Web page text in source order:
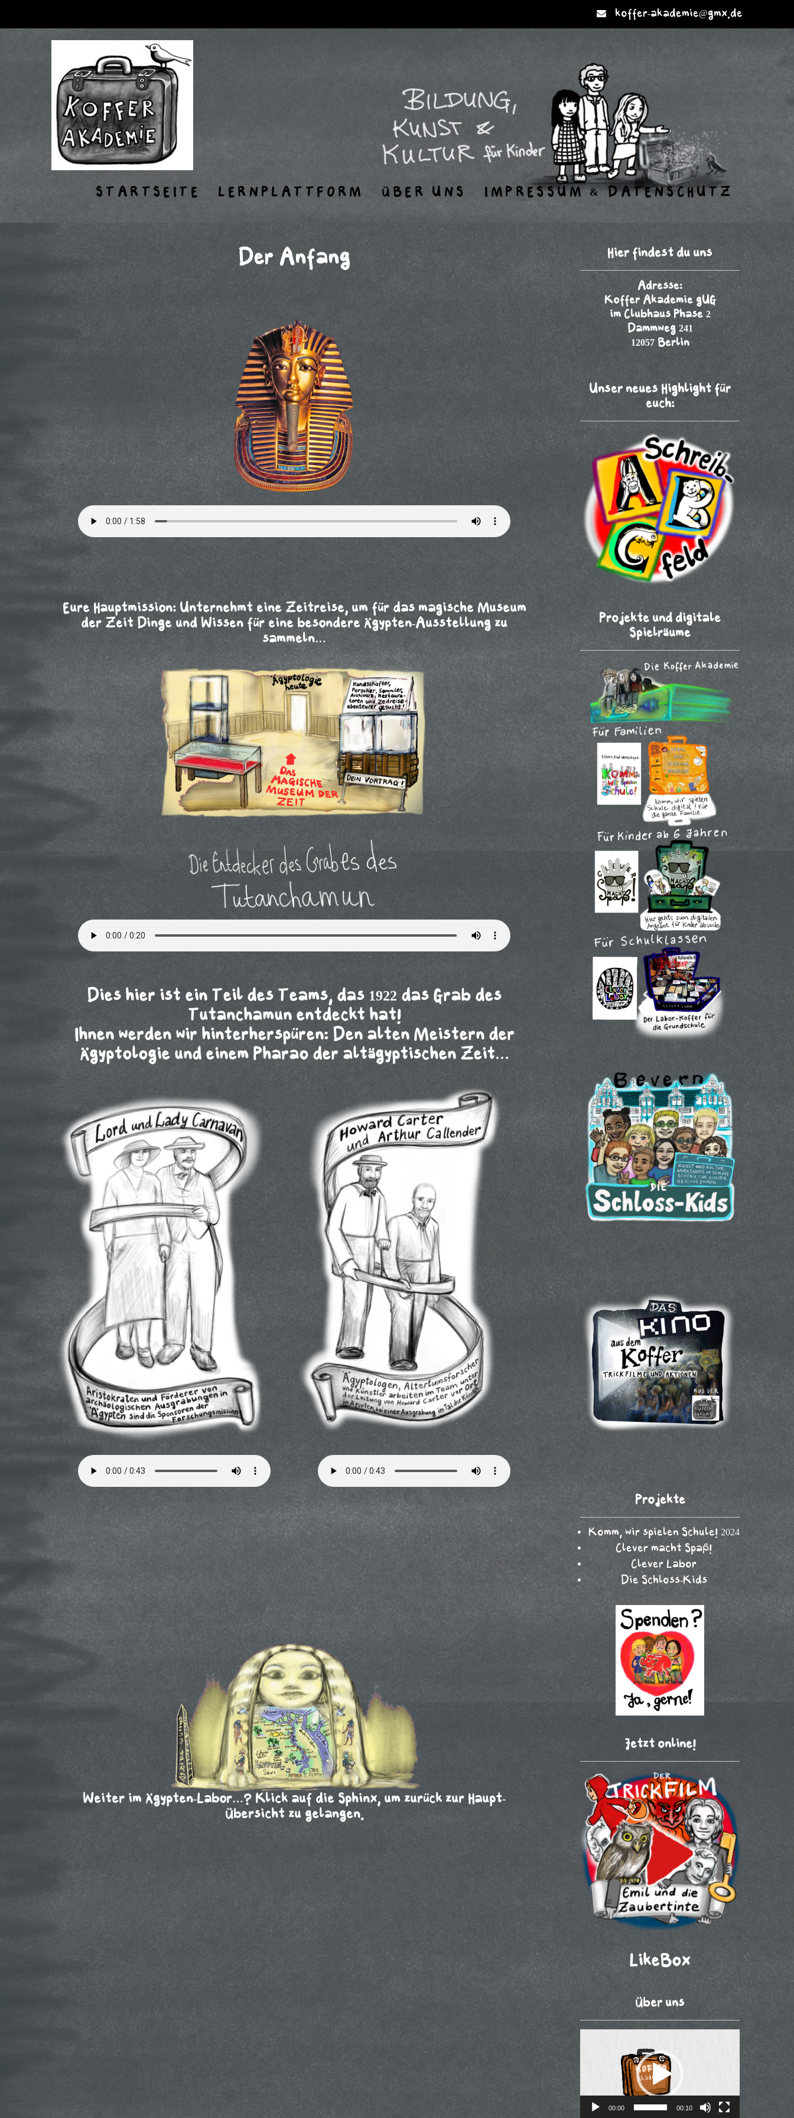
koffer-akademie@gmx.de
STARTSEITE LERNPLATTFORM ÜBER UNS IMPRESSUM & DATENSCHUTZ
Der Anfang
Eure Hauptmission: Unternehmt eine Zeitreise, um für das magische Museum
der Zeit Dinge und Wissen für eine besondere Ägypten-Ausstellung zu
sammeln…
Dies hier ist ein Teil des Teams, das 1922 das Grab des
Tutanchamun entdeckt hat!
Ihnen werden wir hinterherspüren: Den alten Meistern der
Ägyptologie und einem Pharao der altägyptischen Zeit…
Weiter im Ägypten-Labor…? Klick auf die Sphinx, um zurück zur Haupt-
Übersicht zu gelangen.
Hier findest du uns
Adresse:
Koffer Akademie gUG
im Clubhaus Phase 2
Dammweg 241
12057 Berlin
Unser neues Highlight für
euch:
Projekte und digitale
Spielräume
Projekte
Komm, wir spielen Schule! 2024
Clever macht Spaß!
Clever Labor
Die Schloss-Kids
Jetzt online!
LikeBox
Über uns
00:00 00:10